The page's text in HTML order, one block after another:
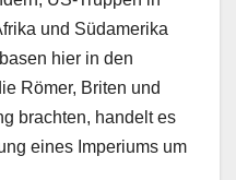
und Südamerika
hier in den
Römer, Briten und
brachten, handelt es
eines Imperiums um